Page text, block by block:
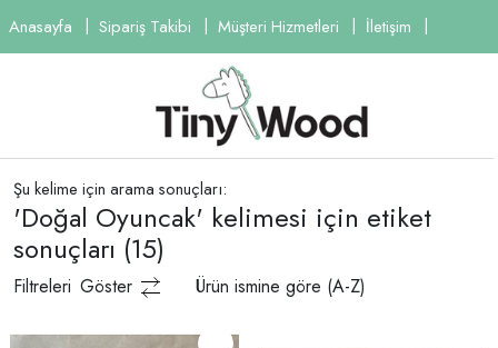
Anasayfa Sipariş Takibi Müşteri Hizmetleri İletişim
Şu kelime için arama sonuçları:
'Doğal Oyuncak' kelimesi için etiket
sonuçları (15)
Filtreleri Göster Ürün ismine göre (A-Z)